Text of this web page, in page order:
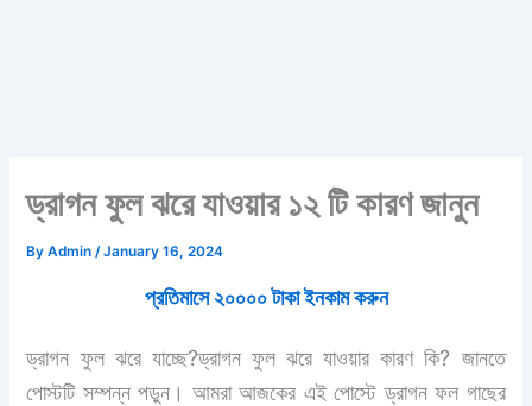
ড্রাগন ফুল ঝরে যাওয়ার ১২ টি কারণ জানুন
ByAdmin/January 16, 2024
প্রতিমাসে ২০০০০ টাকা ইনকাম করুন
ড্রাগন ফুল ঝরে যাচ্ছে?ড্রাগন ফুল ঝরে যাওয়ার কারণ কি? জানতে
পোস্টটি সম্পন্ন পড়ুন। আমরা আজকের এই পোস্টে ড্রাগন ফল গাছের